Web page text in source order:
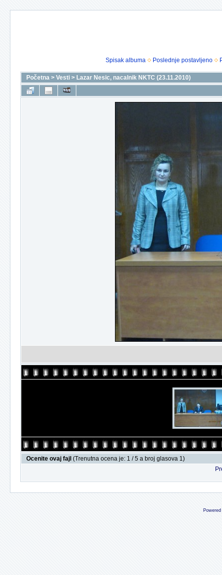
Spisak albuma Poslednje postavljeno
Početna > Vesti > Lazar Nesic, nacalnik NKTC (23.11.2010)
Ocenite ovaj fajl (Trenutna ocena je: 1 / 5 a broj glasova 1)